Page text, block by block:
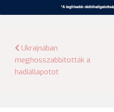
Bejegyzés
navigáció
Ukrajnában
meghosszabbították a
hadiállapotot